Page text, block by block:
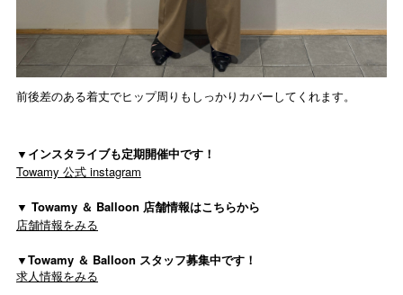
前後差のある着丈でヒップ周りもしっかりカバーしてくれます。
▼インスタライブも定期開催中です！
Towamy 公式 instagram
▼ Towamy ＆ Balloon 店舗情報はこちらから
店舗情報をみる
▼Towamy ＆ Balloon スタッフ募集中です！
求人情報をみる